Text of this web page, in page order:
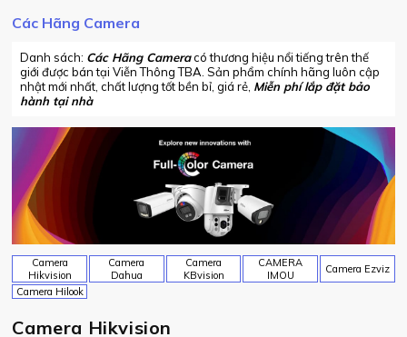
Các Hãng Camera
Danh sách: Các Hãng Cameracó thương hiệu nổi tiếng trên thế
giới được bán tại Viễn Thông TBA. Sản phẩm chính hãng luôn cập
nhật mới nhất, chất lượng tốt bền bỉ, giá rẻ, Miễn phí lắp đặt bảo
hành tại nhà
Camera
Hikvision
Camera
Dahua
Camera
KBvision
CAMERA
IMOU
Camera Ezviz
Camera Hilook
Camera Hikvision